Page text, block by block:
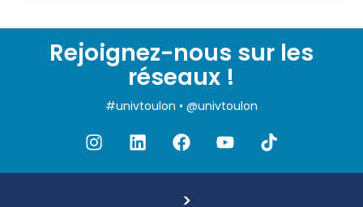
Rejoignez-nous sur les
réseaux !
#univtoulon • @univtoulon
>